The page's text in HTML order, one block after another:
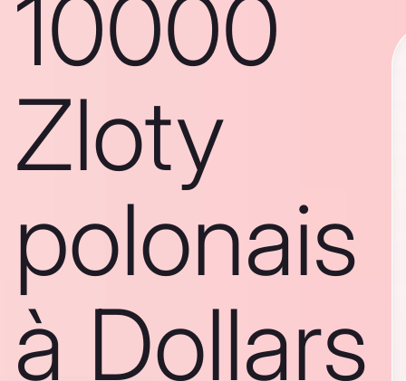
10000
Zloty
polonais
à Dollars